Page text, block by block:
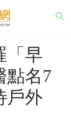
「早
點名7
戶外